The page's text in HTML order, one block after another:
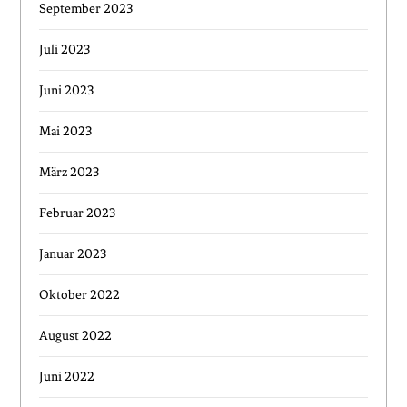
September 2023
Juli 2023
Juni 2023
Mai 2023
März 2023
Februar 2023
Januar 2023
Oktober 2022
August 2022
Juni 2022